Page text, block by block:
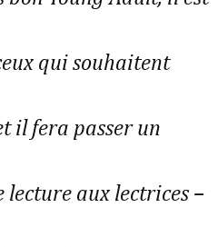
qui souhaitent
il fera passer un
lecture aux lectrices –